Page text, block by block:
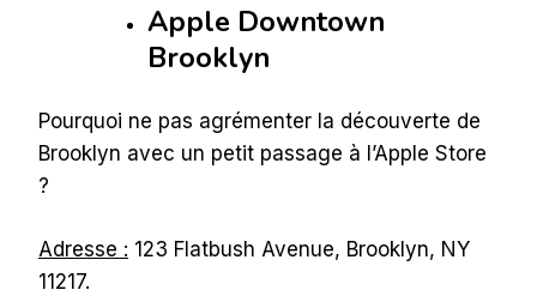
Apple Downtown
Brooklyn
Pourquoi ne pas agrémenter la découverte de
Brooklyn avec un petit passage à l’Apple Store
?
Adresse : 123 Flatbush Avenue, Brooklyn, NY
11217.